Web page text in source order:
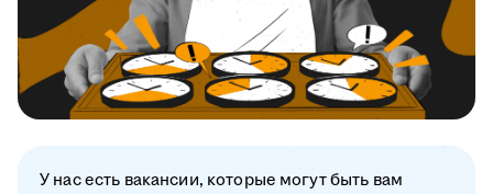
У нас есть вакансии, которые могут быть вам